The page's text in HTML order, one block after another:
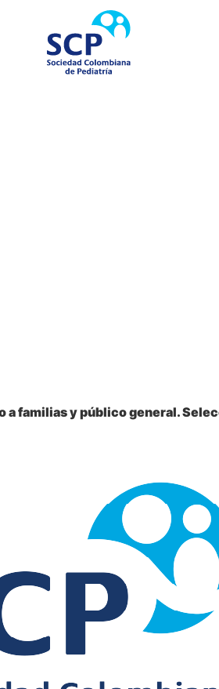
familias y público general.